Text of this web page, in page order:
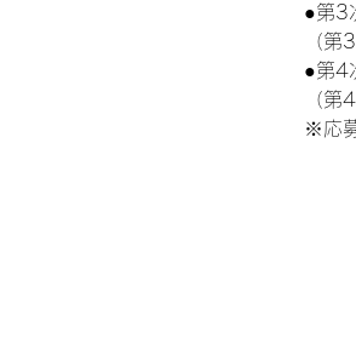
●第3
（第
●第4
（第
※応